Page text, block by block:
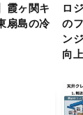
霞ヶ関キ
扇島の冷
ロ
の
ン
向